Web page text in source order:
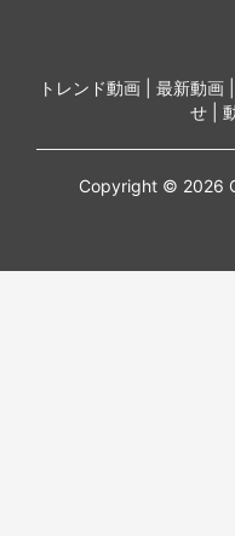
トレンド動画 | 最新動画 |
せ |
Copyright © 2026